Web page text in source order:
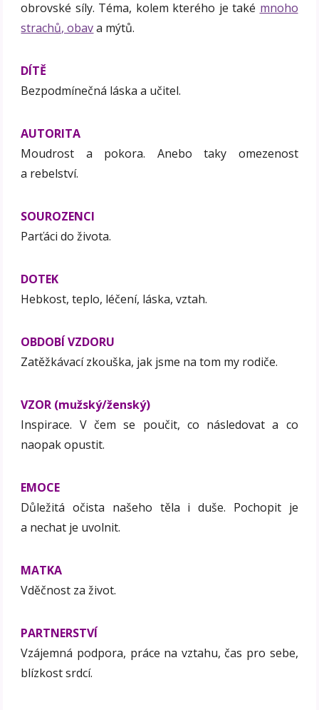
obrovské síly. Téma, kolem kterého je také mnoho
strachů, obava mýtů.
DÍTĚ
Bezpodmínečná láska a učitel.
AUTORITA
Moudrost a pokora. Anebo taky omezenost
a rebelství.
SOUROZENCI
Parťáci do života.
DOTEK
Hebkost, teplo, léčení, láska, vztah.
OBDOBÍ VZDORU
Zatěžkávací zkouška, jak jsme na tom my rodiče.
VZOR (mužský/ženský)
Inspirace. V čem se poučit, co následovat a co
naopak opustit.
EMOCE
Důležitá očista našeho těla i duše. Pochopit je
a nechat je uvolnit.
MATKA
Vděčnost za život.
PARTNERSTVÍ
Vzájemná podpora, práce na vztahu, čas pro sebe,
blízkost srdcí.